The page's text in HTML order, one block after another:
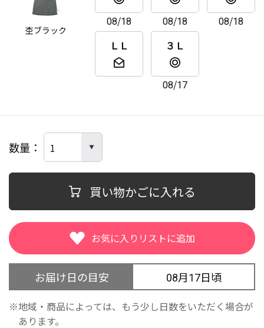
杢ブラック
08/18 08/18
08/18
ＬＬ
３Ｌ
08/17
数量
買い物かごに入れる
お届け日の目安 08月17日頃
地域・商品によっては、もう少し日数をいただく場合が
あります。